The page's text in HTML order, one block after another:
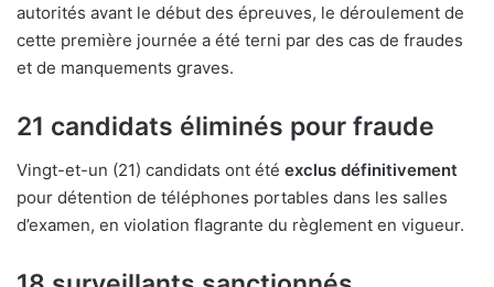
autorités avant le début des épreuves, le déroulement de
cette première journée a été terni par des cas de fraudes
et de manquements graves.
21 candidats éliminés pour fraude
Vingt-et-un (21) candidats ont été exclus définitivement
pour détention de téléphones portables dans les salles
d’examen, en violation flagrante du règlement en vigueur.